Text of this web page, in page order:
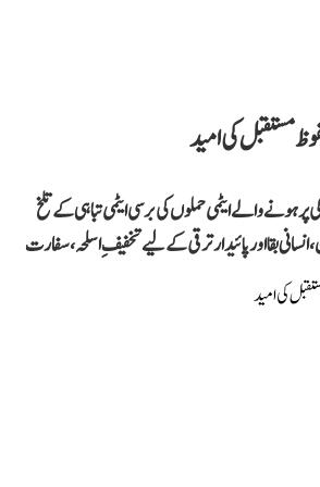
مستقبل کی امید
پر ہونے والے ایٹمی حملوں کی برسی ایٹمی تباہی کے تلخ
بقا اور پائیدار ترقی کے لیے تخفیفِ اسلحہ، سفارت